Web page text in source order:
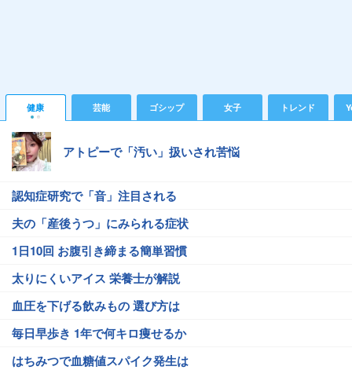
健康 芸能 ゴシップ 女子 トレンド
アトピーで「汚い」扱いされ苦悩
認知症研究で「音」注目される
夫の「産後うつ」にみられる症状
1日10回 お腹引き締まる簡単習慣
太りにくいアイス 栄養士が解説
血圧を下げる飲みもの 選び方は
毎日早歩き 1年で何キロ痩せるか
はちみつで血糖値スパイク発生は